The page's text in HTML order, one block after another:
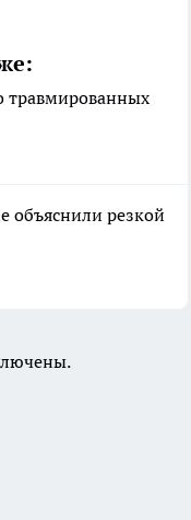
травмированных
объяснили резкой